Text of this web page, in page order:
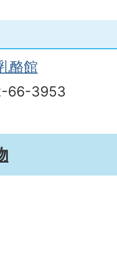
酪館
66-3953